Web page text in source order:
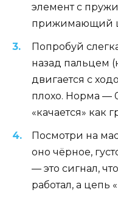
элемент с
прижимающий
Попробуй
назад пальцем
двигается с
плохо. Норма —
«качается» как
Посмотри на
оно чёрное,
— это сигнал,
работал, а цепь